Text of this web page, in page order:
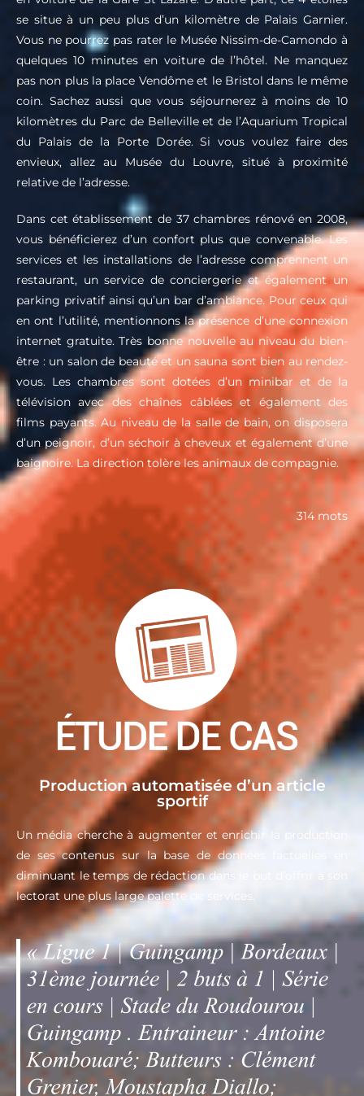
se situe à un peu plus d’un kilomètre de Palais Garnier.
Vous ne pourrez pas rater le Musée Nissim-de-Camondo à
quelques 10 minutes en voiture de l’hôtel. Ne manquez
pas non plus la place Vendôme et le Bristol dans le même
coin. Sachez aussi que vous séjournerez à moins de 10
kilomètres du Parc de Belleville et de l’Aquarium Tropical
du Palais de la Porte Dorée. Si vous voulez faire des
envieux, allez au Musée du Louvre, situé à proximité
relative de l’adresse.
Dans cet établissement de 37 chambres rénové en 2008,
vous bénéficierez d’un confort plus que convenable. Les
services et les installations de l’adresse comprennent un
restaurant, un service de conciergerie et également un
parking privatif ainsi qu’un bar d’ambiance. Pour ceux qui
en ont l’utilité, mentionnons la présence d’une connexion
internet gratuite. Très bonne nouvelle au niveau du bien-
être : un salon de beauté et un sauna sont bien au rendez-
vous. Les chambres sont dotées d’un minibar et de la
télévision avec des chaînes câblées et également des
films payants. Au niveau de la salle de bain, on disposera
d’un peignoir, d’un séchoir à cheveux et également d’une
baignoire. La direction tolère les animaux de compagnie.
314 mots
Production automatisée d’un article
sportif
Un média cherche à augmenter et enrichir la production
de ses contenus sur la base de données factuelles en
diminuant le temps de rédaction dans le but d’offrir à son
lectorat une plus large palette de services.